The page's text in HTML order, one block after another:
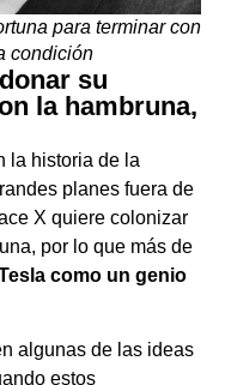
para terminar con
condición
su
la hambruna,
la historia de la
planes fuera de
X quiere colonizar
por lo que más de
como un genio
algunas de las ideas
estos